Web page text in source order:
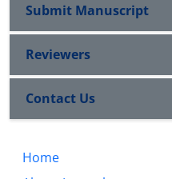
Submit Manuscript
Reviewers
Contact Us
Home